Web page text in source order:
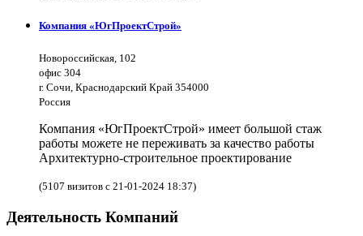
Компания «ЮгПроектСтрой»
Новороссийская, 102
офис 304
г. Сочи, Краснодарский Край 354000
Россия
Компания «ЮгПроектСтрой» имеет большой стаж
работы можете не переживать за качество работы
Архитектурно-строительное проектирование
(5107 визитов с 21-01-2024 18:37)
Деятельность Компаний